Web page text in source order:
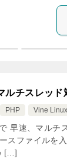
チスレッド
PHP Vine Linux
早速、マルチ
スファイルを
[…]